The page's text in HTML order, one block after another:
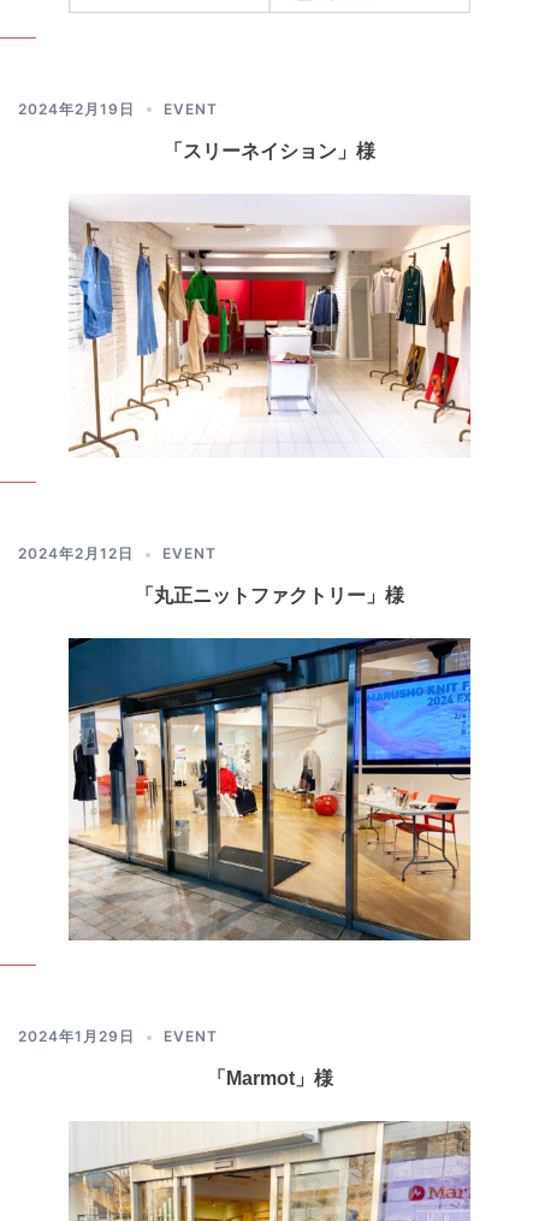
2024年2月19日 EVENT
「スリーネイション」様
2024年2月12日 EVENT
「丸正ニットファクトリー」様
2024年1月29日 EVENT
「Marmot」様